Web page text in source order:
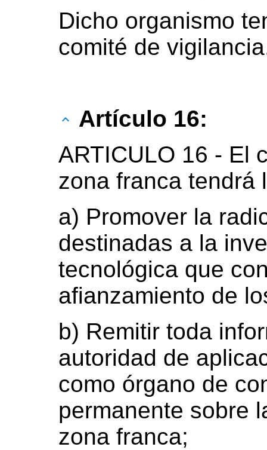
Dicho organismo
comité de
Artículo 16:
ARTICULO 16 - El
zona franca tendrá
a) Promover la
destinadas a la
tecnológica que
afianzamiento de
b) Remitir toda
autoridad de
como órgano de
permanente sobre
zona franca;